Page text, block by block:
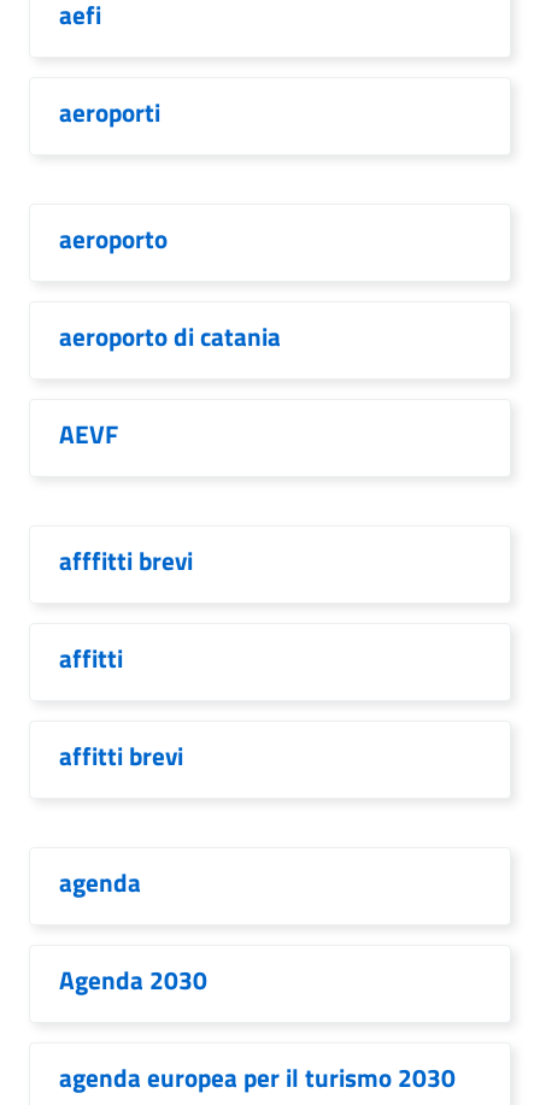
aefi
aeroporti
aeroporto
aeroporto di catania
AEVF
afffitti brevi
affitti
affitti brevi
agenda
Agenda 2030
agenda europea per il turismo 2030